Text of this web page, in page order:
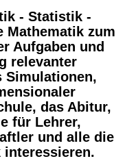
- Statistik -
Mathematik zum
Aufgaben und
relevanter
Simulationen,
das Abitur,
für Lehrer,
und alle die